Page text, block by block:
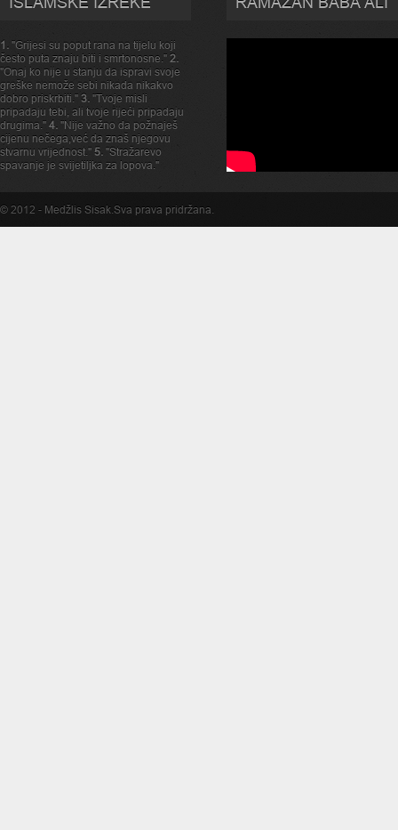
1. "Grijesi su poput rana na tijelu koji
često puta znaju biti i smrtonosne." 2.
"Onaj ko nije u stanju da ispravi svoje
greške nemože sebi nikada nikakvo
dobro priskrbiti." 3. "Tvoje misli
pripadaju tebi, ali tvoje rijeći pripadaju
drugima." 4. "Nije važno da požnaješ
cijenu nečega,već da znaš njegovu
stvarnu vrijednost." 5. "Stražarevo
spavanje je svijetiljka za lopova."
© 2012 - Medžlis Sisak .Sva prava pridržana.